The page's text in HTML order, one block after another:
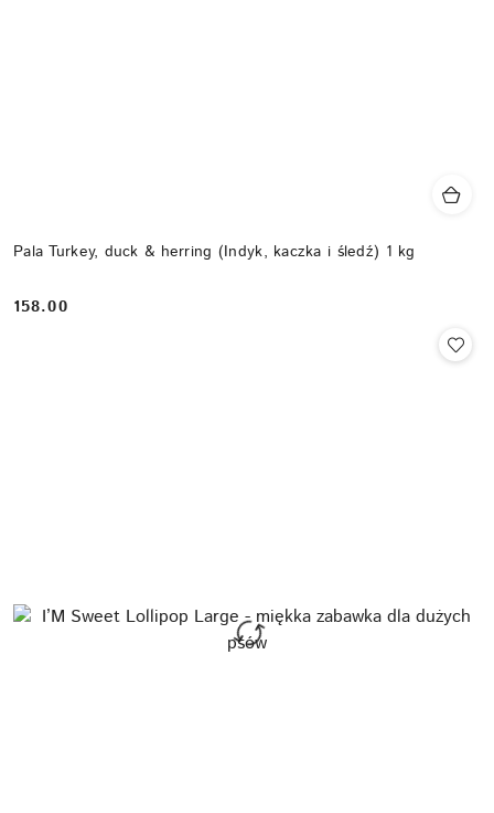
Pala Turkey, duck & herring (Indyk, kaczka i śledź) 1 kg
Cena:
158.00